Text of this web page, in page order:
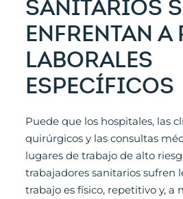
SANITARIOS
ENFRENTAN A
LABORALES
ESPECÍFICOS
Puede que los hospitales, las
quirúrgicos y las consultas
lugares de trabajo de alto
trabajadores sanitarios sufren
trabajo es físico, repetitivo y, a